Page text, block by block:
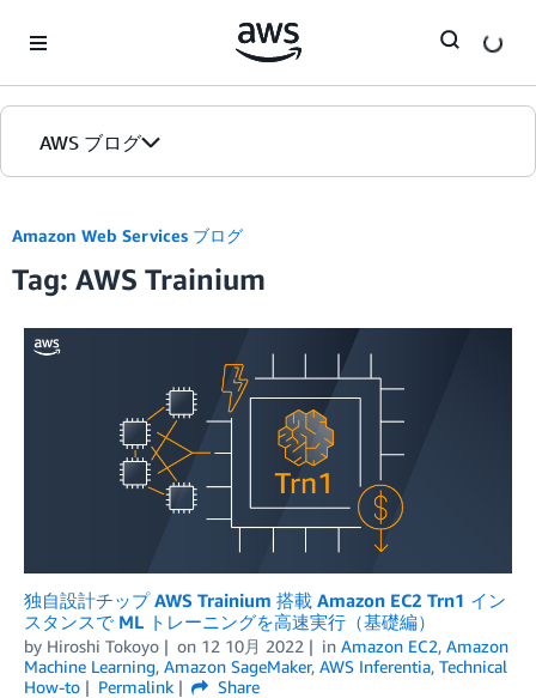
AWS ブログ
カテゴリ
エディション
Amazon Web Services ブログ
Tag: AWS Trainium
独自設計チップ AWS Trainium 搭載 Amazon EC2 Trn1 イン
スタンスで ML トレーニングを高速実行（基礎編）
by Hiroshi Tokoyo on 12 10月 2022 in Amazon EC2, Amazon
Machine Learning, Amazon SageMaker, AWS Inferentia, Technical
How-to
Permalink
Share